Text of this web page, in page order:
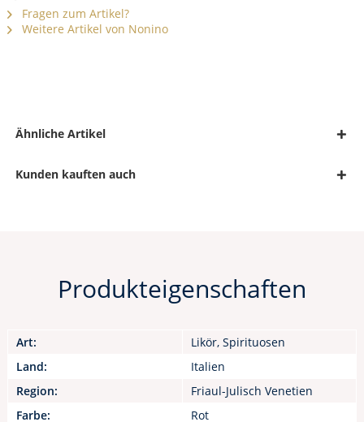
Fragen zum Artikel?
Weitere Artikel von Nonino
Ähnliche Artikel
Kunden kauften auch
Produkteigenschaften
Art:
Likör, Spirituosen
Land:
Italien
Region:
Friaul-Julisch Venetien
Farbe:
Rot